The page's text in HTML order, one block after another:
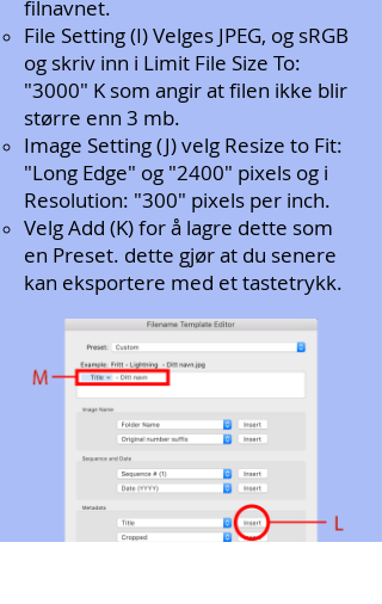
filnavnet.
File Setting (I) Velges JPEG, og sRGB
og skriv inn i Limit File Size To:
"3000" K som angir at filen ikke blir
større enn 3 mb.
Image Setting (J) velg Resize to Fit:
"Long Edge" og "2400" pixels og i
Resolution: "300" pixels per inch.
Velg Add (K) for å lagre dette som
en Preset. dette gjør at du senere
kan eksportere med et tastetrykk.